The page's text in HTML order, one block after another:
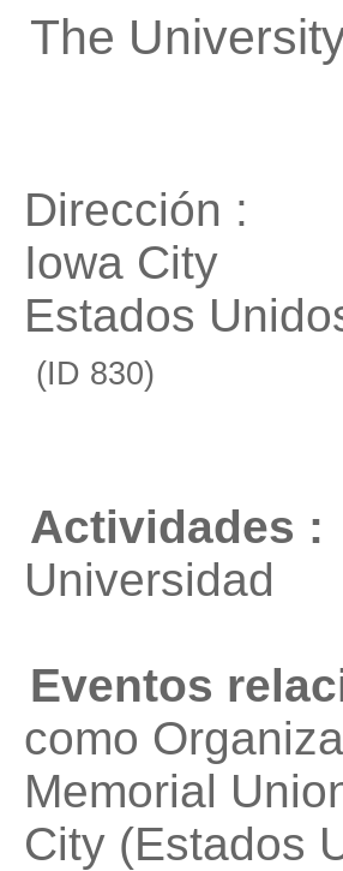
The
Dirección :
Iowa City
Estados
(ID 830)
Actividades :
Universidad
Eventos
como
Memorial
City (Estados